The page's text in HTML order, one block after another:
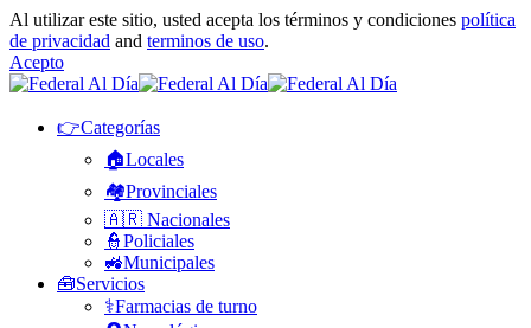
Al utilizar este sitio, usted acepta los términos y condiciones política
de privacidad and terminos de uso.
Acepto
👉Categorías
🏠Locales
🏘️Provinciales
🇦🇷 Nacionales
👮Policiales
🚜Municipales
🧰Servicios
⚕️Farmacias de turno